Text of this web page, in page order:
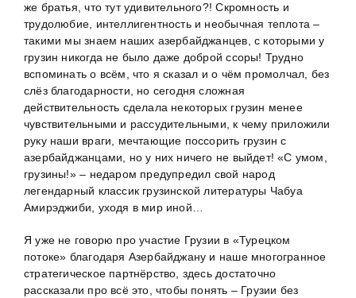
же братья, что тут удивительного?! Скромность и
трудолюбие, интеллигентность и необычная теплота –
такими мы знаем наших азербайджанцев, с которыми у
грузин никогда не было даже доброй ссоры! Трудно
вспоминать о всём, что я сказал и о чём промолчал, без
слёз благодарности, но сегодня сложная
действительность сделала некоторых грузин менее
чувствительными и рассудительными, к чему приложили
руку наши враги, мечтающие поссорить грузин с
азербайджанцами, но у них ничего не выйдет! «С умом,
грузины!» – недаром предупредил свой народ
легендарный классик грузинской литературы Чабуа
Амирэджиби, уходя в мир иной…
Я уже не говорю про участие Грузии в «Турецком
потоке» благодаря Азербайджану и наше многогранное
стратегическое партнёрство, здесь достаточно
рассказали про всё это, чтобы понять – Грузии без